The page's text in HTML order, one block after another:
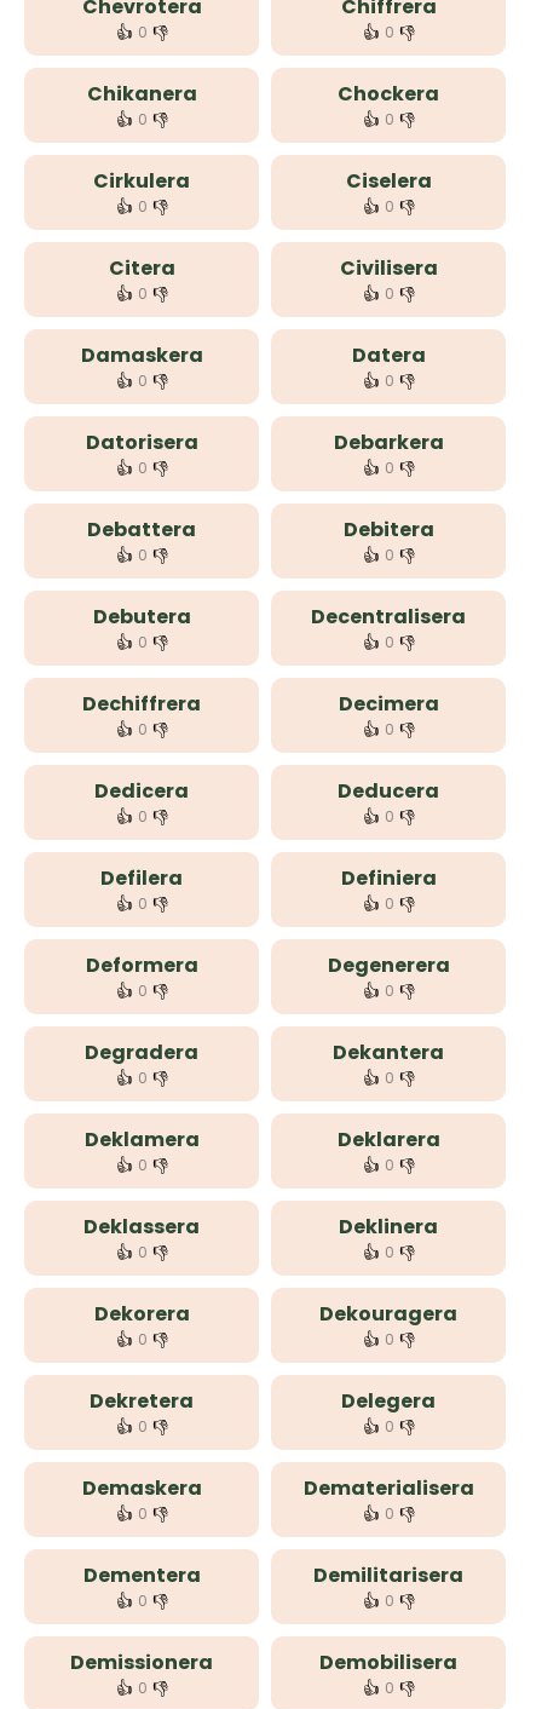
Chevrotera
👍 0 👎
Chiffrera
👍 0 👎
Chikanera
👍 0 👎
Chockera
👍 0 👎
Cirkulera
👍 0 👎
Ciselera
👍 0 👎
Citera
👍 0 👎
Civilisera
👍 0 👎
Damaskera
👍 0 👎
Datera
👍 0 👎
Datorisera
👍 0 👎
Debarkera
👍 0 👎
Debattera
👍 0 👎
Debitera
👍 0 👎
Debutera
👍 0 👎
Decentralisera
👍 0 👎
Dechiffrera
👍 0 👎
Decimera
👍 0 👎
Dedicera
👍 0 👎
Deducera
👍 0 👎
Defilera
👍 0 👎
Definiera
👍 0 👎
Deformera
👍 0 👎
Degenerera
👍 0 👎
Degradera
👍 0 👎
Dekantera
👍 0 👎
Deklamera
👍 0 👎
Deklarera
👍 0 👎
Deklassera
👍 0 👎
Deklinera
👍 0 👎
Dekorera
👍 0 👎
Dekouragera
👍 0 👎
Dekretera
👍 0 👎
Delegera
👍 0 👎
Demaskera
👍 0 👎
Dematerialisera
👍 0 👎
Dementera
👍 0 👎
Demilitarisera
👍 0 👎
Demissionera
👍 0 👎
Demobilisera
👍 0 👎